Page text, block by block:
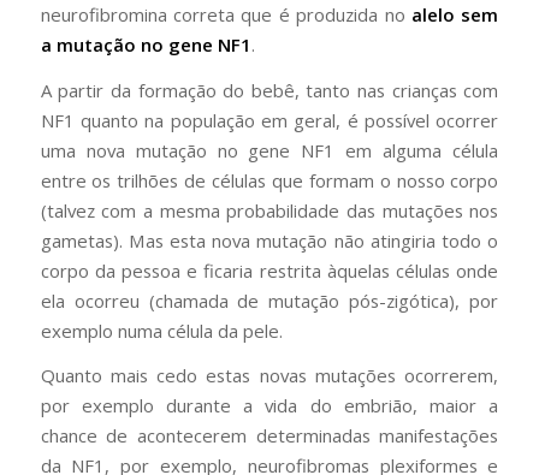
neurofibromina correta que é produzida no alelo sem
a mutação no gene NF1 .
A partir da formação do bebê, tanto nas crianças com
NF1 quanto na população em geral, é possível ocorrer
uma nova mutação no gene NF1 em alguma célula
entre os trilhões de células que formam o nosso corpo
(talvez com a mesma probabilidade das mutações nos
gametas). Mas esta nova mutação não atingiria todo o
corpo da pessoa e ficaria restrita àquelas células onde
ela ocorreu (chamada de mutação pós-zigótica), por
exemplo numa célula da pele.
Quanto mais cedo estas novas mutações ocorrerem,
por exemplo durante a vida do embrião, maior a
chance de acontecerem determinadas manifestações
da NF1, por exemplo, neurofibromas plexiformes e